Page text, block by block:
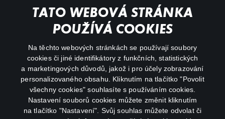
TATO WEBOVÁ STRÁNKA
POUŽÍVÁ COOKIES
Na těchto webových stránkách se používají soubory
cookies či jiné identifikátory z funkčních, statistických
a marketingových důvodů, jakož i pro účely zobrazování
personalizovaného obsahu. Kliknutím na tlačítko "Povolit
všechny cookies" souhlasíte s používáním cookies.
Nastavení souborů cookies můžete změnit kliknutím
na tlačítko "Nastavení". Svůj souhlas můžete odvolat či
My profile
facebookinstagram
youtube